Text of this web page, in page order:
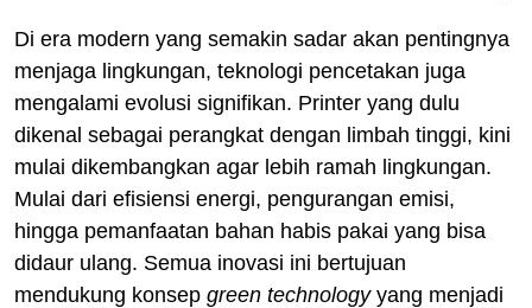
Di era modern yang semakin sadar akan pentingnya
menjaga lingkungan, teknologi pencetakan juga
mengalami evolusi signifikan. Printer yang dulu
dikenal sebagai perangkat dengan limbah tinggi, kini
mulai dikembangkan agar lebih ramah lingkungan.
Mulai dari efisiensi energi, pengurangan emisi,
hingga pemanfaatan bahan habis pakai yang bisa
didaur ulang. Semua inovasi ini bertujuan
mendukung konsep green technologyyang menjadi